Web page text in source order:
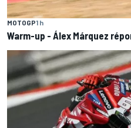
MOTOGP1 h
Warm-up - Álex Márquez